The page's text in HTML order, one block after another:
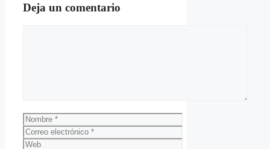
Deja un comentario
Nombre
Correo
electrónico
Web